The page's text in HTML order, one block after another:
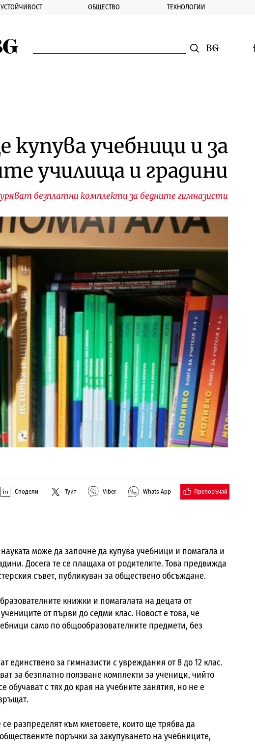
УСТОЙЧИВОСТ ОБЩЕСТВО ТЕХНОЛОГИИ
Смяна на
учебници и за
училища и градини
безплатни комплекти за бедните гимназисти
Сподели Туит Viber Whats App Препоръчай
може да започне да купува учебници и помагала и
Досега те се плащаха от родителите. Това предвижда
съвет, публикуван за обществено обсъждане.
книжки и помагалата на децата от
от първи до седми клас. Новост е това, че
само по общообразователните предмети, без
единствено за гимназисти с увреждания от 8 до 12 клас.
за безплатно ползване комплекти за ученици, чийто
обучават с тях до края на учебните занятия, но не е
разпределят към кметовете, които ще трябва да
поръчки за закупуването на учебниците,